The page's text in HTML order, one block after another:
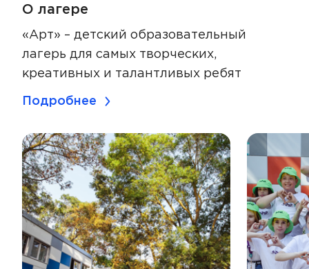
О лагере
«Арт» – детский образовательный
лагерь для самых творческих,
креативных и талантливых ребят
Подробнее